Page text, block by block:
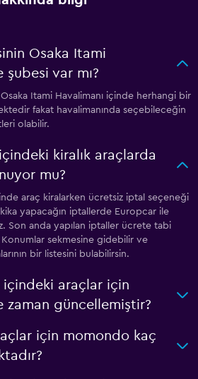
Osaka Itami
şubesi var mı?
Itami Havalimanı içinde herhangi bir
fakat havalimanında seçebileceğin
olabilir.
kiralık araçlarda
mu?
araç kiralarken ücretsiz iptal seçeneği
yapacağın iptallerde Europcar ile
Son anda yapılan iptaller ücrete tabi
Konumlar sekmesine gidebilir ve
bir listesini bulabilirsin.
araçlar için
zaman güncellemiştir?
için momondo kaç